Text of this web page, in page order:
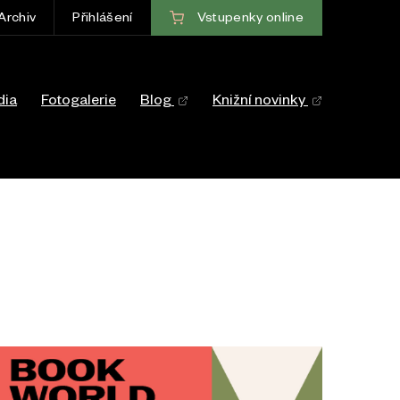
Přihlášení Vstupenky online
Fotogalerie Blog Knižní novinky